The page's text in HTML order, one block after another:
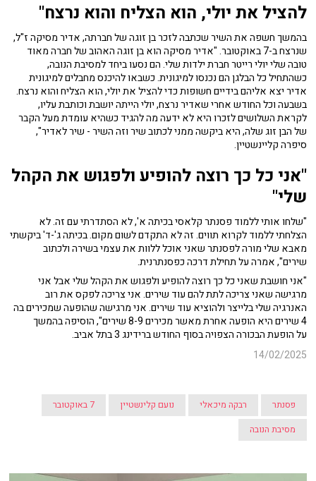
להציל את יולי, הוא הצליח והוא נרצח"
בהמשך חשפה את השיר שכתבה לזכר בן זוגה של חברתה, אדיר מסיקה ז"ל,
שנרצח ב-7 באוקטובר. "אדיר מסיקה הוא בן זוגה האהוב של חברה מאוד
טובה שלי יולי רייטר חברת ילדות שלי. הם נסעו ביחד למסיבת הנובה,
כשהתחיל כל הבלגן הם נכנסו למיגונית. כשבאו להיכנס מחבלים למיגונית
אדיר יצא אליהם בידיים חשופות כדי להציל את יולי, הוא הצליח והוא נרצח.
בשבעה וכל החודש אחרי שאדיר נרצח, יולי הייתה יושבת וכותבת עליו,
לקראת השלושים לזכרו היא לא ידעה מה להגיד כשהיא עומדת מעל הקבר
של הבן זוג שלה, היא ביקשה ממני לכתוב שיר וזה השיר - שיר לאדיר",
סיפרה קליינשטיין.
"אני כל כך רוצה להופיע ולפגוש את הקהל
שלי"
"שלחו אותי ללמוד פסנתר קלאסי בכיתה א', לא הסתדרתי עם זה. לא
הצלחתי ללמוד לקרוא תווים. זה לא התקדם לשום מקום. בכיתה ג'-ד' ביקשתי
מאבא שלי מורה לפסנתר שאני אוכל ללוות את עצמי בשירה ולכתוב
שירים", אמרה על תחילת דרכה כפסנתרנית.
"אני חושבת שאני כל כך רוצה להופיע ולפגוש את הקהל שלי אבל אני
מרגישה שאני צריכה לתת להם עוד שירים. אני צריכה לפקס את רוב
האנרגיה שלי בלייצר ולהוציא עוד שירים. אני מרגישה שהופעה שמכירים בה
4 שירים היא הופעה אחרת מאשר מכירים 8-9 שירים", הוסיפה בהמשך
על הופעת הבכורה הצפויה בסוף החודש ברידינג 3 בתל אביב.
14/02/2025
פסנתר רבקה מיכאלי נועם קלינשטיין
7 באוקטובר
מסיבת הנובה